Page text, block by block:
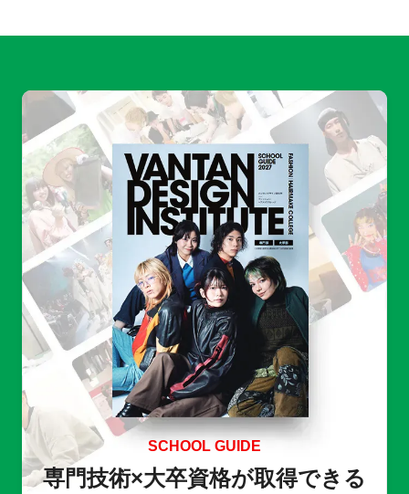
SCHOOL GUIDE
専門技術×大卒資格が取得できる